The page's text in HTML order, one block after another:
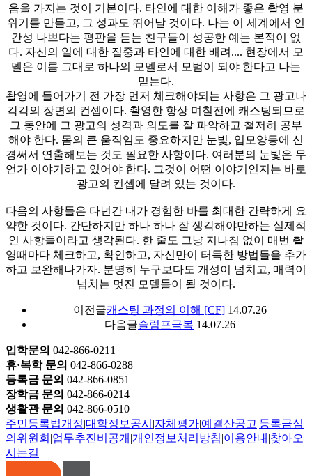
음을 가지는 것이 기본이다. 타인에 대한 이해가 좋은 촬영 분
위기를 만들고, 그 성과도 뛰어날 것이다. 나는 이 세계에서 인
간성 나쁘다는 평판을 듣는 친구들이 성공한 예는 본적이 없
다. 자신의 일에 대한 집중과 타인에 대한 배려.... 현장에서 모
델은 이름 그대로 하나의 모델로서 모범이 되야 한다고 나는
믿는다.
촬영에 들어가기 전 가장 먼저 체크해야되는 사항은 그 광고나
각각의 장면의 컨셉이다. 촬영한 항상 며칠전에 캐스팅되므로
그 동안에 그 광고의 성격과 의도를 잘 파악하고 철저히 공부
해야 한다. 몸의 큰 움직임도 중요하지만 눈빛, 입모양등에 신
경써서 연출해보는 것도 필요한 사항이다. 여러분의 눈빛은 무
언가 이야기하고 있어야 한다. 그것이 어떤 이야기인지는 바로
광고의 컨셉에 달려 있는 것이다.
다음의 사항들은 다년간 내가 경험한 바를 최대한 간략하게 요
약한 것이다. 간단하지만 하나 하나 잘 생각해야만하는 실제적
인 사항들이라고 생각된다. 한 줄도 그냥 지나침 없이 매번 촬
영때마다 체크하고, 확인하고, 자신만이 터득한 방법들을 추가
하고 보완해나가자. 분명히 누구보다도 개성이 넘치고, 매력이
넘치는 멋진 모델들이 될 것이다.
이전글캐스팅 과정의 이해 [CF] 14.07.26
다음글슬럼프극복 14.07.26
입학문의 042-866-0211
휴·복학 문의 042-866-0288
등록금 문의 042-866-0851
장학금 문의 042-866-0214
생활관 문의 042-866-0510
주민등록법개정|대학정보공시 |자체평가|예결산공고|등록금심
의위원회 |업무추진비공개 |개인정보처리방침|이용안내 |찾아오
시는길